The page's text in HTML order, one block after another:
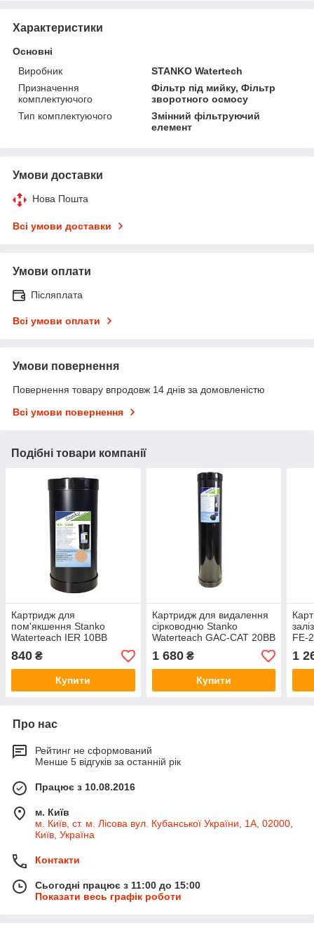
Характеристики
Основні
Виробник
STANKO Watertech
Призначення
комплектуючого
Фільтр під мийку, Фільтр
зворотного осмосу
Тип комплектуючого
Змінний фільтруючий
елемент
Умови доставки
Нова Пошта
Всі умови доставки
Умови оплати
Післяплата
Всі умови оплати
Умови повернення
Повернення товару впродовж 14 днів за домовленістю
Всі умови повернення
Подібні товари компанії
Картридж для
пом'якшення Stanko
Waterteach IER 10BB
840 ₴
Купити
Картридж для видалення
сірководню Stanko
Waterteach GAC-CAT 20BB
1 680₴
Купити
FE-
1
Про нас
Рейтинг не сформований
Менше 5 відгуків за останній рік
Працює з 10.08.2016
м. Київ
м. Київ, ст. м. Лісова вул. Кубанської України, 1А, 02000,
Київ, Україна
Контакти
Сьогодні працює з 11:00 до 15:00
Показати весь графік роботи